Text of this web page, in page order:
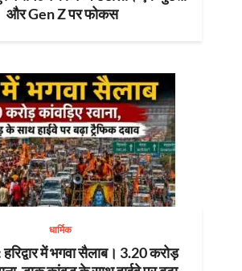
और Gen Z पर फोकस
धार्मिक
में भगवा सैलाब। 3.20 करोड़